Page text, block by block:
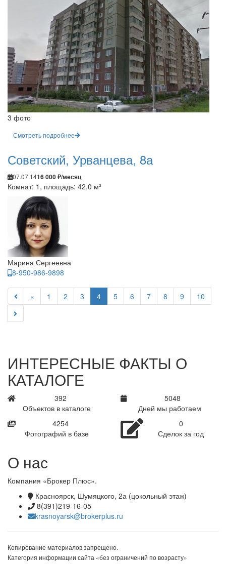
3 фото
Смотреть подробнее
Советский, Урванцева, 8а
07.07.1416 000 ₽/месяц
Комнат: 1, площадь: 42.0 м²
Марина Сергеевна
8-950-986-9898
« 1 2 3 4 5 6 7 8 9 10
ИНТЕРЕСНЫЕ ФАКТЫ О
КАТАЛОГЕ
638
Объектов в каталоге
8226
Дней мы работаем
6932
Фотографий в базе
0
Сделок за год
О нас
Компания «Брокер Плюс».
Красноярск, Шумяцкого, 2а (цокольный этаж)
8(391)219-16-05
krasnoyarsk@brokerplus.ru
Копирование материалов запрещено.
Категория информации сайта «без ограничений по возрасту»